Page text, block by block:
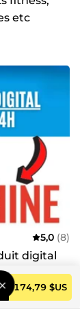
174,79 $US
etc
5,0 (8)
digital